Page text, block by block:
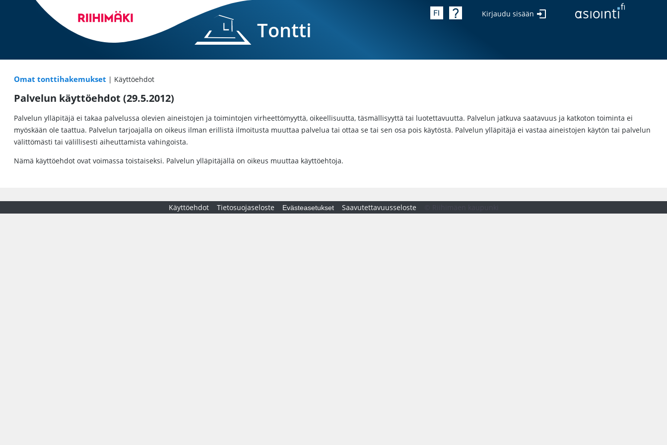
Tontti
Kirjaudu sisään
Omat tonttihakemukset | Käyttöehdot
Palvelun käyttöehdot (29.5.2012)
Palvelun ylläpitäjä ei takaa palvelussa olevien aineistojen ja toimintojen virheettömyyttä, oikeellisuutta, täsmällisyyttä tai luotettavuutta. Palvelun jatkuva saatavuus ja katkoton toiminta ei
myöskään ole taattua. Palvelun tarjoajalla on oikeus ilman erillistä ilmoitusta muuttaa palvelua tai ottaa se tai sen osa pois käytöstä. Palvelun ylläpitäjä ei vastaa aineistojen käytön tai palvelun
välittömästi tai välillisesti aiheuttamista vahingoista.
Nämä käyttöehdot ovat voimassa toistaiseksi. Palvelun ylläpitäjällä on oikeus muuttaa käyttöehtoja.
Käyttöehdot Tietosuojaseloste Evästeasetukset Saavutettavuusseloste